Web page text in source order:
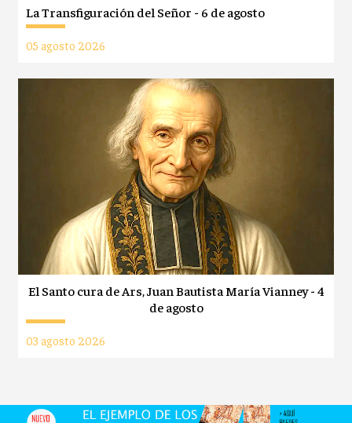
La Transfiguración del Señor - 6 de agosto
05 agosto 2026
El Santo cura de Ars, Juan Bautista María Vianney - 4
de agosto
03 agosto 2026